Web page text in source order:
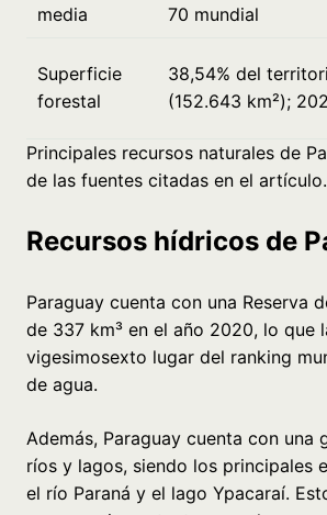
media
70 mundial
Superficie
forestal
38,54% del
(152.643 km²);
Principales recursos naturales de
de las fuentes citadas en el artículo.
Recursos hídricos de
Paraguay cuenta con una Reserva
de 337 km³ en el año 2020, lo que
vigesimosexto lugar del ranking
de agua.
Además, Paraguay cuenta con una
ríos y lagos, siendo los principales
el río Paraná y el lago Ypacaraí.